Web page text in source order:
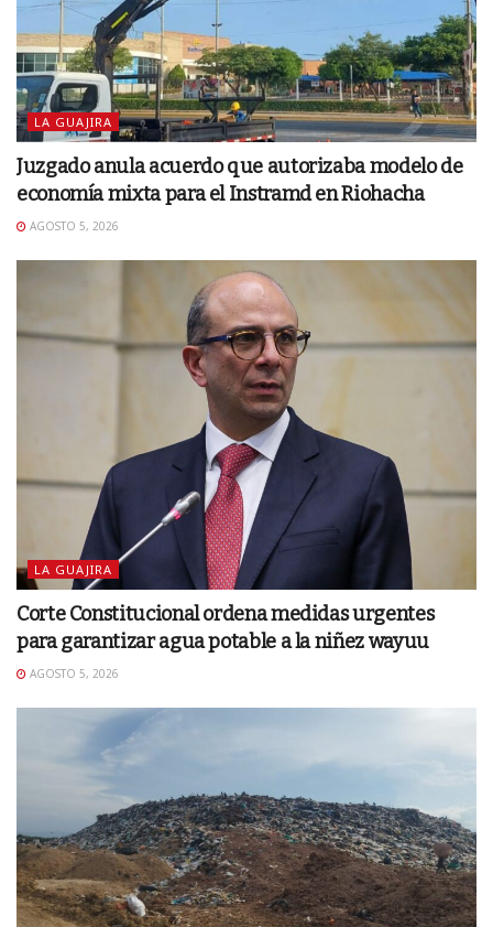
LA GUAJIRA
Juzgado anula acuerdo que autorizaba modelo de
economía mixta para el Instramd en Riohacha
AGOSTO 5, 2026
LA GUAJIRA
Corte Constitucional ordena medidas urgentes
para garantizar agua potable a la niñez wayuu
AGOSTO 5, 2026